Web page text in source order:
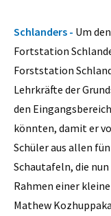
Schlanders - Um
Fortstation
Forststation
Lehrkräfte der
den
könnten, damit er
Schüler aus allen
Schautafeln, die
Rahmen einer
Mathew